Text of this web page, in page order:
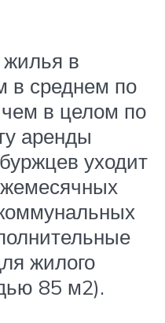
в
в среднем по
в целом по
аренды
уходит
жилого
85 м2).